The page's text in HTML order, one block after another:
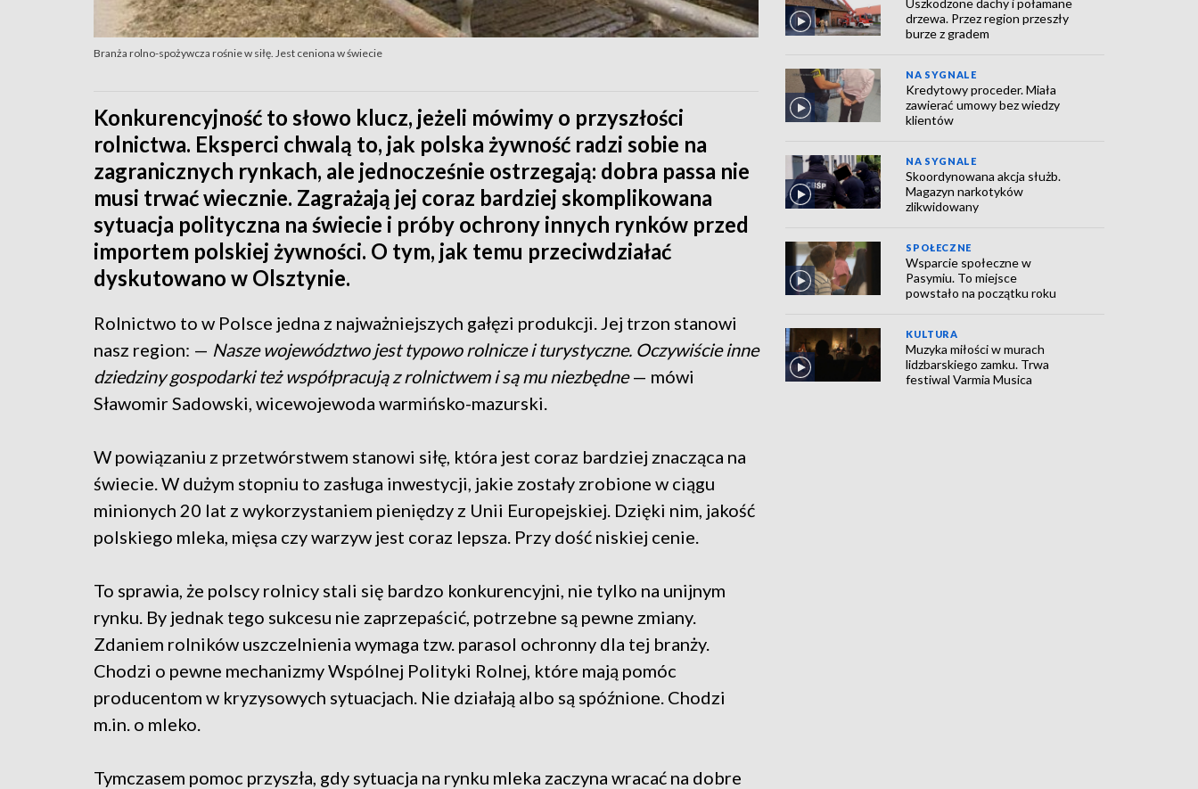
Branża rolno-spożywcza rośnie w siłę. Jest ceniona w świecie
Konkurencyjność to słowo klucz, jeżeli mówimy o przyszłości
rolnictwa. Eksperci chwalą to, jak polska żywność radzi sobie na
zagranicznych rynkach, ale jednocześnie ostrzegają: dobra passa nie
musi trwać wiecznie. Zagrażają jej coraz bardziej skomplikowana
sytuacja polityczna na świecie i próby ochrony innych rynków przed
importem polskiej żywności. O tym, jak temu przeciwdziałać
dyskutowano w Olsztynie.
Rolnictwo to w Polsce jedna z najważniejszych gałęzi produkcji. Jej trzon stanowi
nasz region: — Nasze województwo jest typowo rolnicze i turystyczne. Oczywiście inne
dziedziny gospodarki też współpracują z rolnictwem i są mu niezbędne— mówi
Sławomir Sadowski, wicewojewoda warmińsko-mazurski.
W powiązaniu z przetwórstwem stanowi siłę, która jest coraz bardziej znacząca na
świecie. W dużym stopniu to zasługa inwestycji, jakie zostały zrobione w ciągu
minionych 20 lat z wykorzystaniem pieniędzy z Unii Europejskiej. Dzięki nim, jakość
polskiego mleka, mięsa czy warzyw jest coraz lepsza. Przy dość niskiej cenie.
To sprawia, że polscy rolnicy stali się bardzo konkurencyjni, nie tylko na unijnym
rynku. By jednak tego sukcesu nie zaprzepaścić, potrzebne są pewne zmiany.
Zdaniem rolników uszczelnienia wymaga tzw. parasol ochronny dla tej branży.
Chodzi o pewne mechanizmy Wspólnej Polityki Rolnej, które mają pomóc
producentom w kryzysowych sytuacjach. Nie działają albo są spóźnione. Chodzi
m.in. o mleko.
Tymczasem pomoc przyszła, gdy sytuacja na rynku mleka zaczyna wracać na dobre
drzewa. Przez region przeszły
burze z gradem
NA SYGNALE
Kredytowy proceder. Miała
zawierać umowy bez wiedzy
klientów
NA SYGNALE
Skoordynowana akcja służb.
Magazyn narkotyków
zlikwidowany
SPOŁECZNE
Wsparcie społeczne w
Pasymiu. To miejsce
powstało na początku roku
KULTURA
Muzyka miłości w murach
lidzbarskiego zamku. Trwa
festiwal Varmia Musica